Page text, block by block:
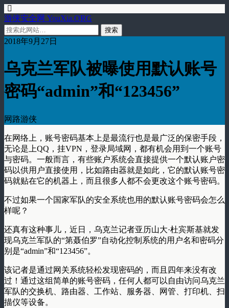
游侠安全网 YouXia.ORG
2018年9月27日
乌克兰军队被曝使用默认账号
密码“admin”和“123456”
网路游侠
在网络上，账号密码基本上是最流行也是最广泛的保密手段，
无论是上QQ，挂VPN，登录局域网，都有机会用到一个账号
与密码。一般而言，有些账户系统会直接提供一个默认账户密
码以供用户直接使用，比如路由器就是如此，它的默认账号密
码就贴在它的机器上，而且很多人都不会更改这个账号密码。
不过如果一个国家军队的安全系统也用的默认账号密码会怎么
样呢？
还真有这种事儿，近日，乌克兰记者亚历山大·杜宾斯基就发
现乌克兰军队的“第聂伯罗”自动化控制系统的用户名和密码分
别是“admin”和“123456”。
该记者是通过网关系统轻松发现密码的，而且四年来没有改
过！通过这组简单的账号密码，任何人都可以自由访问乌克兰
军队的交换机、路由器、工作站、服务器、网管、打印机、扫
描仪等设备。